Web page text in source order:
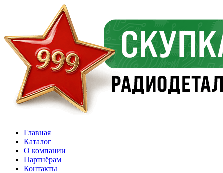
Главная
Каталог
О компании
Партнёрам
Контакты